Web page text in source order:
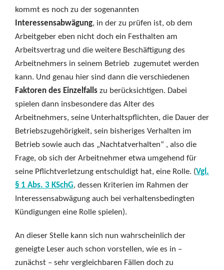
kommt es noch zu der sogenannten
Interessensabwägung, in der zu prüfen ist, ob dem
Arbeitgeber eben nicht doch ein Festhalten am
Arbeitsvertrag und die weitere Beschäftigung des
Arbeitnehmers in seinem Betrieb zugemutet werden
kann. Und genau hier sind dann die verschiedenen
Faktoren des Einzelfalls zu berücksichtigen. Dabei
spielen dann insbesondere das Alter des
Arbeitnehmers, seine Unterhaltspflichten, die Dauer der
Betriebszugehörigkeit, sein bisheriges Verhalten im
Betrieb sowie auch das „Nachtatverhalten“ , also die
Frage, ob sich der Arbeitnehmer etwa umgehend für
seine Pflichtverletzung entschuldigt hat, eine Rolle. (Vgl.
§ 1 Abs. 3 KSchG, dessen Kriterien im Rahmen der
Interessensabwägung auch bei verhaltensbedingten
Kündigungen eine Rolle spielen).
An dieser Stelle kann sich nun wahrscheinlich der
geneigte Leser auch schon vorstellen, wie es in –
zunächst – sehr vergleichbaren Fällen doch zu